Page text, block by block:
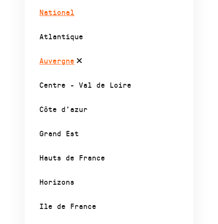
National
Atlantique
Auvergne
Centre - Val de Loire
Côte d’azur
Grand Est
Hauts de France
Horizons
Ile de France